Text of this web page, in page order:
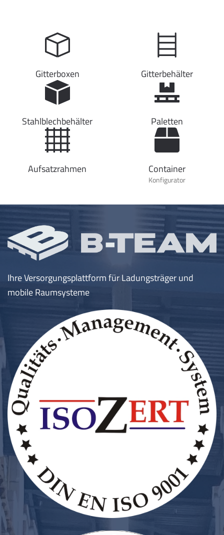
Gitterboxen Gitterbehälter
Stahlblechbehälter Paletten
Aufsatzrahmen Container
Konfigurator
Ihre Versorgungsplattform für Ladungsträger und
mobile Raumsysteme